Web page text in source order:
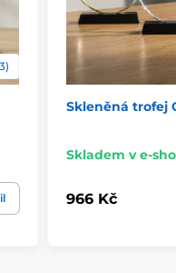
Skleněná trofej
Skladem v e-
966 Kč